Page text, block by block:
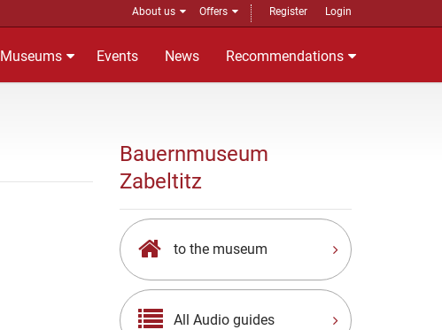
About us Offers Register Login
Museums Events News Recommendations
Bauernmuseum
Zabeltitz
to the museum
All Audio guides